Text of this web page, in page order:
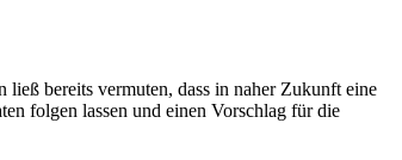
bereits vermuten, dass in naher Zukunft eine
folgen lassen und einen Vorschlag für die